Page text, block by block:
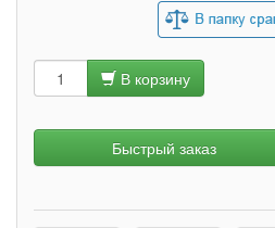
В корзину
Быстрый заказ